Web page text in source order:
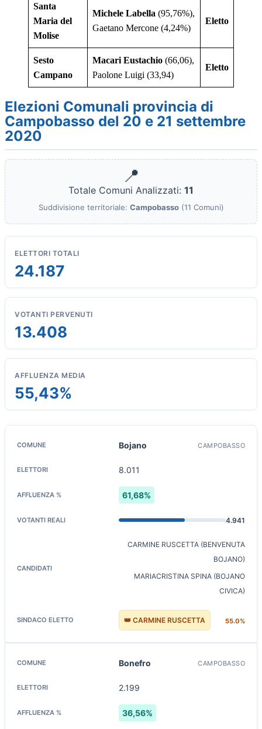
Santa
Maria del
Molise
Michele Labella (95,76%),
Gaetano Mercone (4,24%)
Eletto
Sesto
Campano
Macari Eustachio (66,06),
Paolone Luigi (33,94)
Eletto
Elezioni Comunali provincia di
Campobasso del 20 e 21 settembre
2020
📍
Totale Comuni Analizzati: 11
Suddivisione territoriale: Campobasso(11 Comuni)
ELETTORI TOTALI
24.187
VOTANTI PERVENUTI
13.408
AFFLUENZA MEDIA
55,43%
Bojano CAMPOBASSO
8.011
61,68%
4.941
CARMINE RUSCETTA (BENVENUTA
BOJANO)
MARIACRISTINA SPINA (BOJANO
CIVICA)
👑 CARMINE RUSCETTA 55.0%
Bonefro CAMPOBASSO
2.199
36,56%